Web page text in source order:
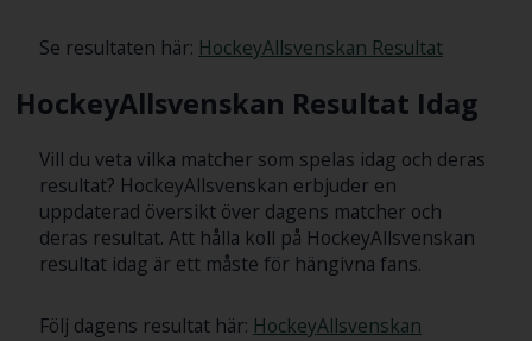
Se resultaten här: HockeyAllsvenskan Resultat
HockeyAllsvenskan Resultat Idag
Vill du veta vilka matcher som spelas idag och deras
resultat? HockeyAllsvenskan erbjuder en
uppdaterad översikt över dagens matcher och
deras resultat. Att hålla koll på HockeyAllsvenskan
resultat idag är ett måste för hängivna fans.
Följ dagens resultat här: HockeyAllsvenskan